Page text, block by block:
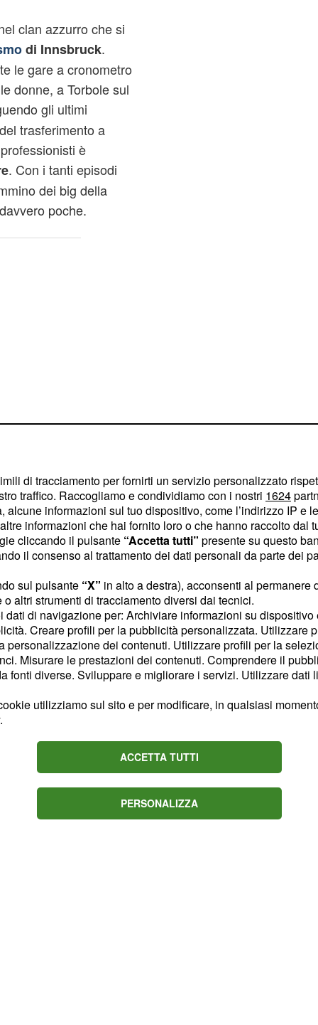
clan azzurro che si
di Innsbruck.
le gare a cronometro
donne, a Torbole sul
gli ultimi
trasferimento a
è
. Con i tanti episodi
dei big della
poche.
strategia potrà
punterà in prima
sono
è chiamato fuori dopo
promettente di
diGianni Moscon
ruoli e le gerarchie
si è visto un Nibali in
un attacco che
ed ha tratto delle
iridato
super” ha dichiarato il
di tracciamento per fornirti un servizio personalizzato
traffico. Raccogliamo e condividiamo con i nostri 1624
informazioni sul tuo dispositivo, come l’indirizzo IP e
informazioni che hai fornito loro o che hanno raccolto dal
cliccando il pulsante “Accetta tutti” presente su questo
il consenso al trattamento dei dati personali da parte dei
sul pulsante “X” in alto a destra), acconsenti al
altri strumenti di tracciamento diversi dai tecnici.
dati di navigazione per: Archiviare informazioni su
Creare profili per la pubblicità personalizzata. Utilizzare
personalizzazione dei contenuti. Utilizzare profili per la
Misurare le prestazioni dei contenuti. Comprendere il
fonti diverse. Sviluppare e migliorare i servizi. Utilizzare dati
utilizziamo sul sito e per modificare, in qualsiasi
.
ACCETTA TUTTI
PERSONALIZZA